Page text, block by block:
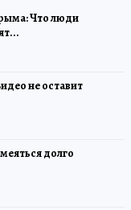
Что люди
не оставит
долго